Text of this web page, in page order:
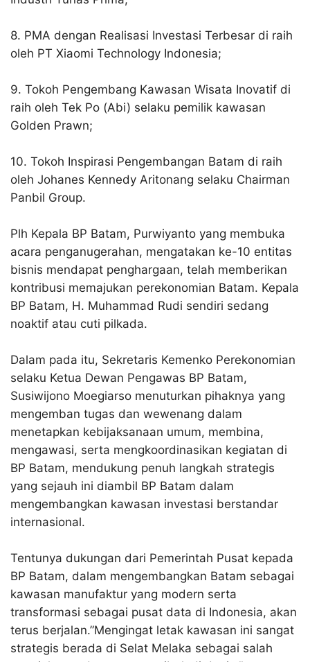
8. PMA dengan Realisasi Investasi Terbesar di raih
oleh PT Xiaomi Technology Indonesia;
9. Tokoh Pengembang Kawasan Wisata Inovatif di
raih oleh Tek Po (Abi) selaku pemilik kawasan
Golden Prawn;
10. Tokoh Inspirasi Pengembangan Batam di raih
oleh Johanes Kennedy Aritonang selaku Chairman
Panbil Group.
Plh Kepala BP Batam, Purwiyanto yang membuka
acara penganugerahan, mengatakan ke-10 entitas
bisnis mendapat penghargaan, telah memberikan
kontribusi memajukan perekonomian Batam. Kepala
BP Batam, H. Muhammad Rudi sendiri sedang
noaktif atau cuti pilkada.
Dalam pada itu, Sekretaris Kemenko Perekonomian
selaku Ketua Dewan Pengawas BP Batam,
Susiwijono Moegiarso menuturkan pihaknya yang
mengemban tugas dan wewenang dalam
menetapkan kebijaksanaan umum, membina,
mengawasi, serta mengkoordinasikan kegiatan di
BP Batam, mendukung penuh langkah strategis
yang sejauh ini diambil BP Batam dalam
mengembangkan kawasan investasi berstandar
internasional.
Tentunya dukungan dari Pemerintah Pusat kepada
BP Batam, dalam mengembangkan Batam sebagai
kawasan manufaktur yang modern serta
transformasi sebagai pusat data di Indonesia, akan
terus berjalan.”Mengingat letak kawasan ini sangat
strategis berada di Selat Melaka sebagai salah